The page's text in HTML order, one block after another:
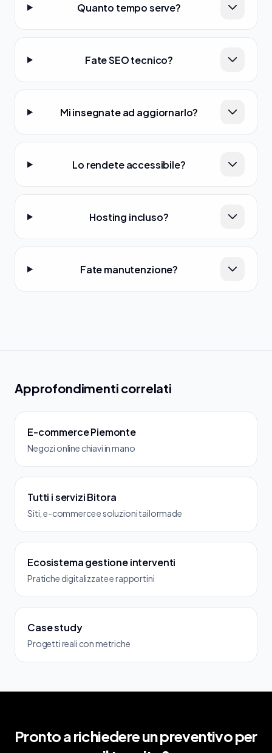
Quanto tempo serve?
Fate SEO tecnico?
Mi insegnate ad aggiornarlo?
Lo rendete accessibile?
Hosting incluso?
Fate manutenzione?
Approfondimenti correlati
E-commerce Piemonte
Negozi online chiavi in mano
Tutti i servizi Bitora
Siti, e-commerce e soluzioni tailormade
Ecosistema gestione interventi
Pratiche digitalizzate e rapportini
Case study
Progetti reali con metriche
Pronto a richiedere un preventivo per